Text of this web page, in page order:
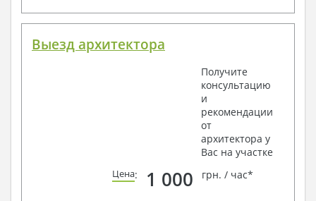
Выезд архитектора
Получите
консультацию
и
рекомендации
от
архитектора у
Вас на участке
Цена: 1 000 грн. / час*